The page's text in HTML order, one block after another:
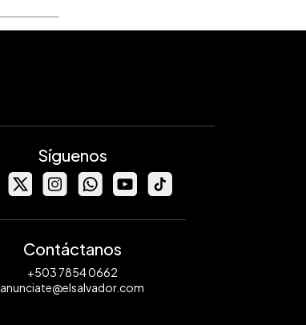
Síguenos
Contáctanos
+503 7854 0662
anunciate@elsalvador.com